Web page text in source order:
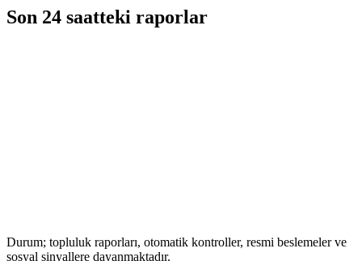
Son 24 saatteki raporlar
Durum; topluluk raporları, otomatik kontroller, resmi beslemeler ve
sosyal sinyallere dayanmaktadır.